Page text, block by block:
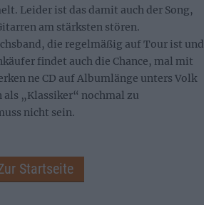
Leider ist das damit auch der Song,
am stärksten stören.
die regelmäßig auf Tour ist und
findet auch die Chance, mal mit
ne CD auf Albumlänge unters Volk
als „Klassiker“ nochmal zu
nicht sein.
Startseite